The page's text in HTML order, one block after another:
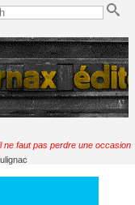
ne faut pas perdre une occasion